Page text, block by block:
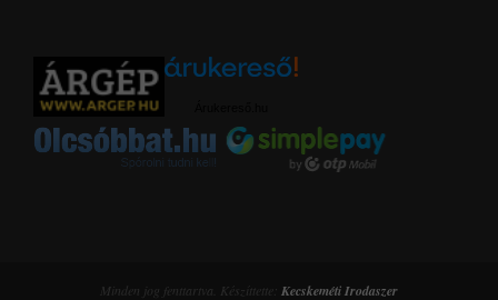
Minden jog fenttartva. Készíttette: Kecskeméti Irodaszer